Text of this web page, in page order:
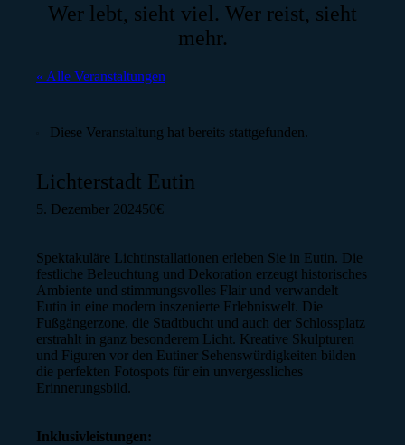
Wer lebt, sieht viel. Wer reist, sieht
mehr.
« Alle Veranstaltungen
Diese Veranstaltung hat bereits stattgefunden.
Lichterstadt Eutin
5. Dezember 202450€
Spektakuläre Lichtinstallationen erleben Sie in Eutin. Die
festliche Beleuchtung und Dekoration erzeugt historisches
Ambiente und stimmungsvolles Flair und verwandelt
Eutin in eine modern inszenierte Erlebniswelt. Die
Fußgängerzone, die Stadtbucht und auch der Schlossplatz
erstrahlt in ganz besonderem Licht. Kreative Skulpturen
und Figuren vor den Eutiner Sehenswürdigkeiten bilden
die perfekten Fotospots für ein unvergessliches
Erinnerungsbild.
Inklusivleistungen: